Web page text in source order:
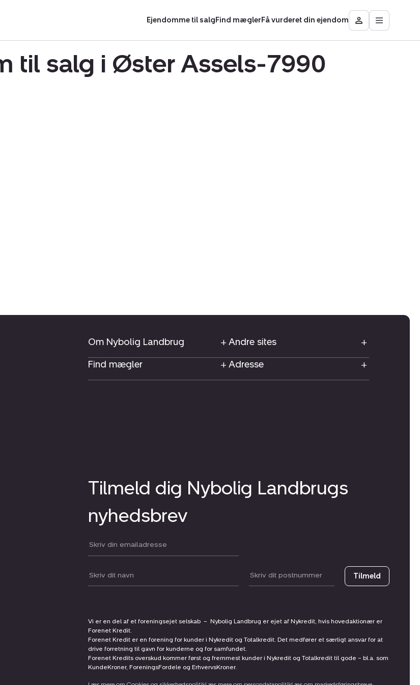
Ejendomme til salgFind mæglerFå vurderet din ejendom
Besøg
Mit
Åbn
til salg i Øster Assels-7990
Om Nybolig Landbrug
Andre sites
Find mægler
Adresse
Tilmeld dig Nybolig Landbrugs
nyhedsbrev
Din email:
Dit navn: Postnummer Tilmeld
Vi er en del af et foreningsejet selskab – Nybolig Landbrug er ejet af Nykredit, hvis hovedaktionær er
Forenet Kredit.
Forenet Kredit er en forening for kunder i Nykredit og Totalkredit. Det medfører et særligt ansvar for at
drive forretning til gavn for kunderne og for samfundet.
Forenet Kredits overskud kommer først og fremmest kunder i Nykredit og Totalkredit til gode – bl.a. som
KundeKroner, ForeningsFordele og ErhvervsKroner.